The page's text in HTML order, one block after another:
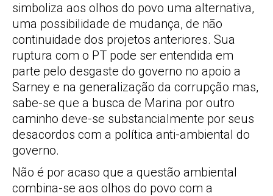
simboliza aos olhos do povo uma alternativa,
uma possibilidade de mudança, de não
continuidade dos projetos anteriores. Sua
ruptura com o PT pode ser entendida em
parte pelo desgaste do governo no apoio a
Sarney e na generalização da corrupção mas,
sabe-se que a busca de Marina por outro
caminho deve-se substancialmente por seus
desacordos com a política anti-ambiental do
governo.
Não é por acaso que a questão ambiental
combina-se aos olhos do povo com a